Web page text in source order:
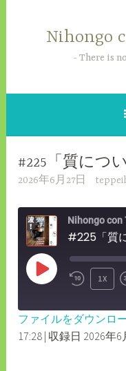
へ
Nihongo
There is
#225「質につ
2026年6月27日
Nihongo con
#225「質
PLAY
REWIND
10
1X
SHARE
ファイルをダウンロ
17:28 | 収録日 2026年6